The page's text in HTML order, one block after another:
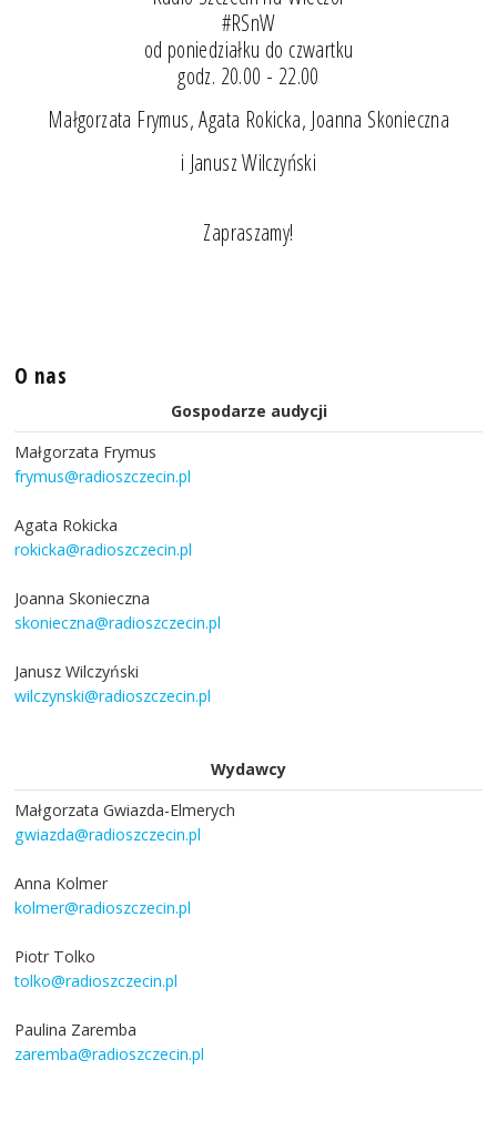
#RSnW
od poniedziałku do czwartku
godz. 20.00 - 22.00
Małgorzata Frymus, Agata Rokicka, Joanna Skonieczna
i Janusz Wilczyński
Zapraszamy!
O nas
Gospodarze audycji
Małgorzata Frymus
frymus@radioszczecin.pl
Agata Rokicka
rokicka@radioszczecin.pl
Joanna Skonieczna
skonieczna@radioszczecin.pl
Janusz Wilczyński
wilczynski@radioszczecin.pl
Wydawcy
Małgorzata Gwiazda-Elmerych
gwiazda@radioszczecin.pl
Anna Kolmer
kolmer@radioszczecin.pl
Piotr Tolko
tolko@radioszczecin.pl
Paulina Zaremba
zaremba@radioszczecin.pl